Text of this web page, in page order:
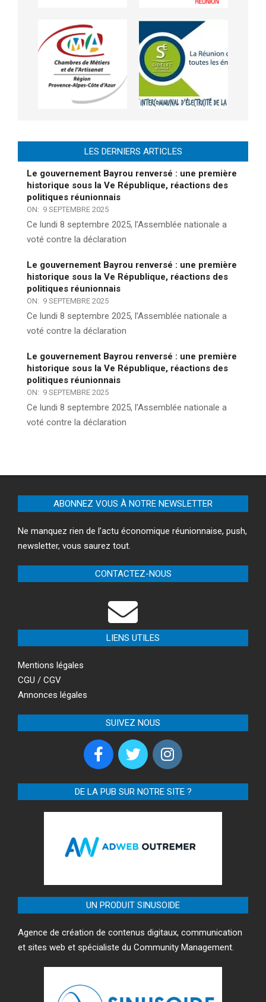
LES DERNIERS ARTICLES
Le gouvernement Bayrou renversé : une première
historique sous la Ve République, réactions des
politiques réunionnais
ON: 9 SEPTEMBRE 2025
Ce lundi 8 septembre 2025, l’Assemblée nationale a
voté contre la déclaration
Le gouvernement Bayrou renversé : une première
historique sous la Ve République, réactions des
politiques réunionnais
ON: 9 SEPTEMBRE 2025
Ce lundi 8 septembre 2025, l’Assemblée nationale a
voté contre la déclaration
Le gouvernement Bayrou renversé : une première
historique sous la Ve République, réactions des
politiques réunionnais
ON: 9 SEPTEMBRE 2025
Ce lundi 8 septembre 2025, l’Assemblée nationale a
voté contre la déclaration
ABONNEZ VOUS À NOTRE NEWSLETTER
Ne manquez rien de l’actu économique réunionnaise, push,
newsletter, vous saurez tout.
CONTACTEZ-NOUS
LIENS UTILES
Mentions légales
CGU / CGV
Annonces légales
SUIVEZ NOUS
DE LA PUB SUR NOTRE SITE ?
UN PRODUIT SINUSOIDE
Agence de création de contenus digitaux, communication
et sites web et spécialiste du Community Management.